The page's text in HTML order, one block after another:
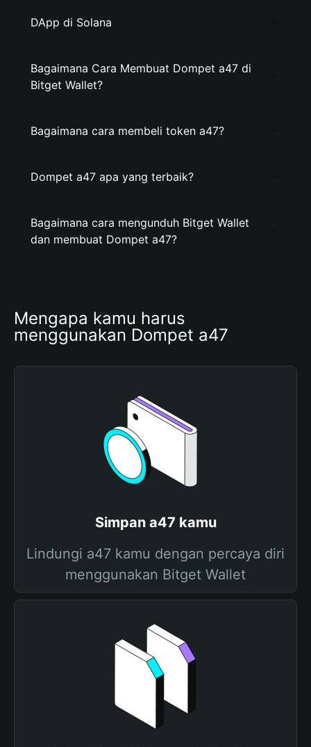
DApp di Solana
Bagaimana Cara Membuat Dompet a47 di
Bitget Wallet?
Bagaimana cara membeli token a47?
Dompet a47 apa yang terbaik?
Bagaimana cara mengunduh Bitget Wallet
dan membuat Dompet a47?
Mengapa kamu harus
menggunakan Dompet a47
Simpan a47 kamu
Lindungi a47 kamu dengan percaya diri
menggunakan Bitget Wallet